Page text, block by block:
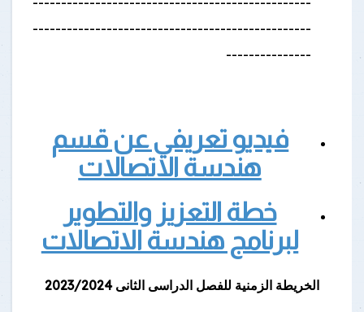
-------------------------------------------------
---------------
فيديو تعريفي عن قسم
هندسة الاتصالات
خطة التعزيز والتطوير
لبرنامج هندسة الاتصالات
الخريطة الزمنية للفصل الدراسى الثانى 2023/2024